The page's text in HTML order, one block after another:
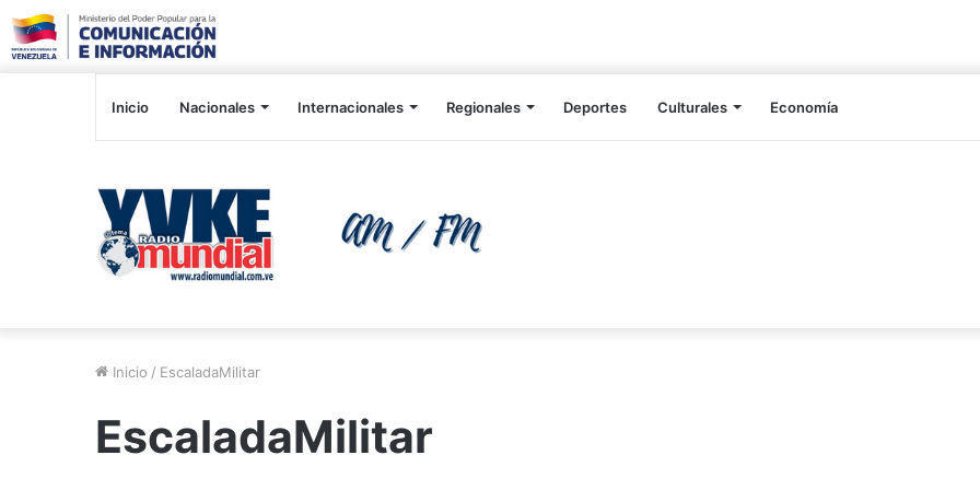
Inicio Nacionales Internacionales Regionales Deportes Culturales Economía
Inicio / EscaladaMilitar
EscaladaMilitar